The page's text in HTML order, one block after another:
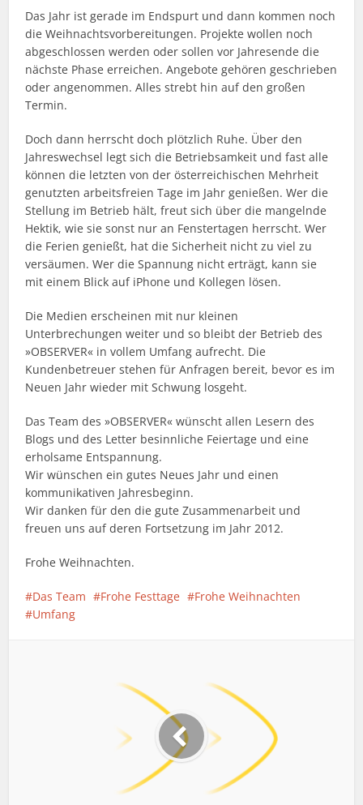
Das Jahr ist gerade im Endspurt und dann kommen noch
die Weihnachtsvorbereitungen. Projekte wollen noch
abgeschlossen werden oder sollen vor Jahresende die
nächste Phase erreichen. Angebote gehören geschrieben
oder angenommen. Alles strebt hin auf den großen
Termin.
Doch dann herrscht doch plötzlich Ruhe. Über den
Jahreswechsel legt sich die Betriebsamkeit und fast alle
können die letzten von der österreichischen Mehrheit
genutzten arbeitsfreien Tage im Jahr genießen. Wer die
Stellung im Betrieb hält, freut sich über die mangelnde
Hektik, wie sie sonst nur an Fenstertagen herrscht. Wer
die Ferien genießt, hat die Sicherheit nicht zu viel zu
versäumen. Wer die Spannung nicht erträgt, kann sie
mit einem Blick auf iPhone und Kollegen lösen.
Die Medien erscheinen mit nur kleinen
Unterbrechungen weiter und so bleibt der Betrieb des
»OBSERVER« in vollem Umfang aufrecht. Die
Kundenbetreuer stehen für Anfragen bereit, bevor es im
Neuen Jahr wieder mit Schwung losgeht.
Das Team des »OBSERVER« wünscht allen Lesern des
Blogs und des Letter besinnliche Feiertage und eine
erholsame Entspannung.
Wir wünschen ein gutes Neues Jahr und einen
kommunikativen Jahresbeginn.
Wir danken für den die gute Zusammenarbeit und
freuen uns auf deren Fortsetzung im Jahr 2012.
Frohe Weihnachten.
Das Team Frohe Festtage
Frohe Weihnachten
Umfang